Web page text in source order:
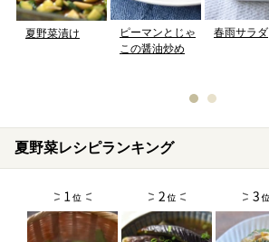
夏野菜漬け
ピーマンとじゃ
この醤油炒め
春雨サラダ
夏野菜レシピランキング